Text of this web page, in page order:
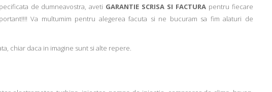
de dumneavostra, aveti GARANTIE SCRISA SI FACTURA pentru fiecare
Va multumim pentru alegerea facuta si ne bucuram sa fim alaturi de
chiar daca in imagine sunt si alte repere.